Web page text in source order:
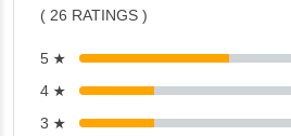
( 26 RATINGS )
5 ★
4 ★
3 ★